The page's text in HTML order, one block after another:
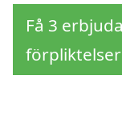
Få 3
förpliktelser